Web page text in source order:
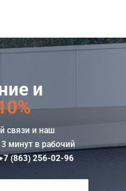
и
связи и наш
минут в рабочий
(863) 256-02-96